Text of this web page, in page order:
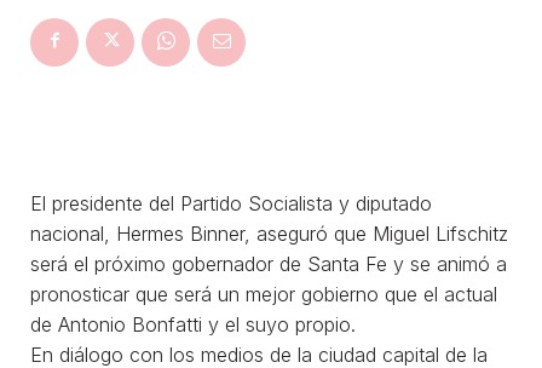
El presidente del Partido Socialista y diputado
nacional, Hermes Binner, aseguró que Miguel Lifschitz
será el próximo gobernador de Santa Fe y se animó a
pronosticar que será un mejor gobierno que el actual
de Antonio Bonfatti y el suyo propio.
En diálogo con los medios de la ciudad capital de la